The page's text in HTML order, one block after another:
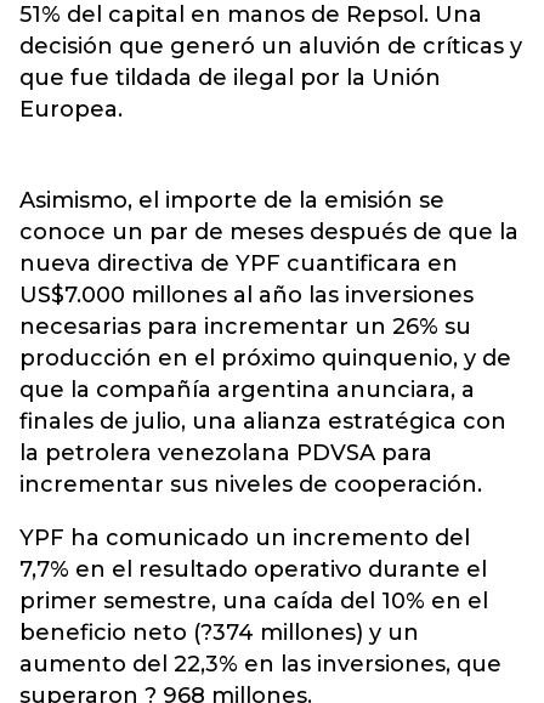
51% del capital en manos de Repsol. Una
decisión que generó un aluvión de críticas y
que fue tildada de ilegal por la Unión
Europea.
Asimismo, el importe de la emisión se
conoce un par de meses después de que la
nueva directiva de YPF cuantificara en
US$7.000 millones al año las inversiones
necesarias para incrementar un 26% su
producción en el próximo quinquenio, y de
que la compañía argentina anunciara, a
finales de julio, una alianza estratégica con
la petrolera venezolana PDVSA para
incrementar sus niveles de cooperación.
YPF ha comunicado un incremento del
7,7% en el resultado operativo durante el
primer semestre, una caída del 10% en el
beneficio neto (?374 millones) y un
aumento del 22,3% en las inversiones, que
superaron ? 968 millones.